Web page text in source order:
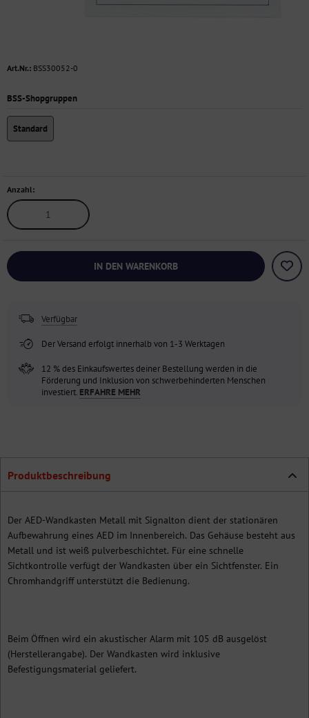
Art.Nr.: BSS30052-0
BSS-Shopgruppen
Standard
Anzahl:
IN DEN WARENKORB
Verfügbar
Der Versand erfolgt innerhalb von 1-3 Werktagen
12 % des Einkaufswertes deiner Bestellung werden in die
Förderung und Inklusion von schwerbehinderten Menschen
investiert. ERFAHRE MEHR
Produktbeschreibung
Der AED-Wandkasten Metall mit Signalton dient der stationären
Aufbewahrung eines AED im Innenbereich. Das Gehäuse besteht aus
Metall und ist weiß pulverbeschichtet. Für eine schnelle
Sichtkontrolle verfügt der Wandkasten über ein Sichtfenster. Ein
Chromhandgriff unterstützt die Bedienung.
Beim Öffnen wird ein akustischer Alarm mit 105 dB ausgelöst
(Herstellerangabe). Der Wandkasten wird inklusive
Befestigungsmaterial geliefert.